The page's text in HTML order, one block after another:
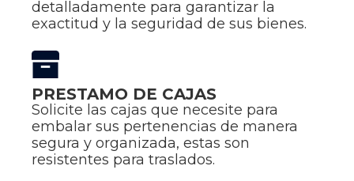
detalladamente para garantizar la
exactitud y la seguridad de sus bienes.
PRESTAMO DE CAJAS
Solicite las cajas que necesite para
embalar sus pertenencias de manera
segura y organizada, estas son
resistentes para traslados.